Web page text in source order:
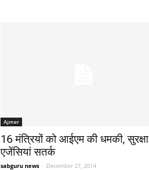
Ajmer
16 मंत्रियों को आईएम की धमकी, सुरक्षा
एजेंसियां सतर्क
sabguru news - December 27, 2014